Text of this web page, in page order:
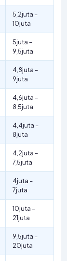
5,2juta –
10juta
5juta –
9,5juta
4,8juta –
9juta
4,6juta –
8,5juta
4,4juta –
8juta
4,2juta –
7,5juta
4juta –
7juta
10juta –
21juta
9,5juta –
20juta